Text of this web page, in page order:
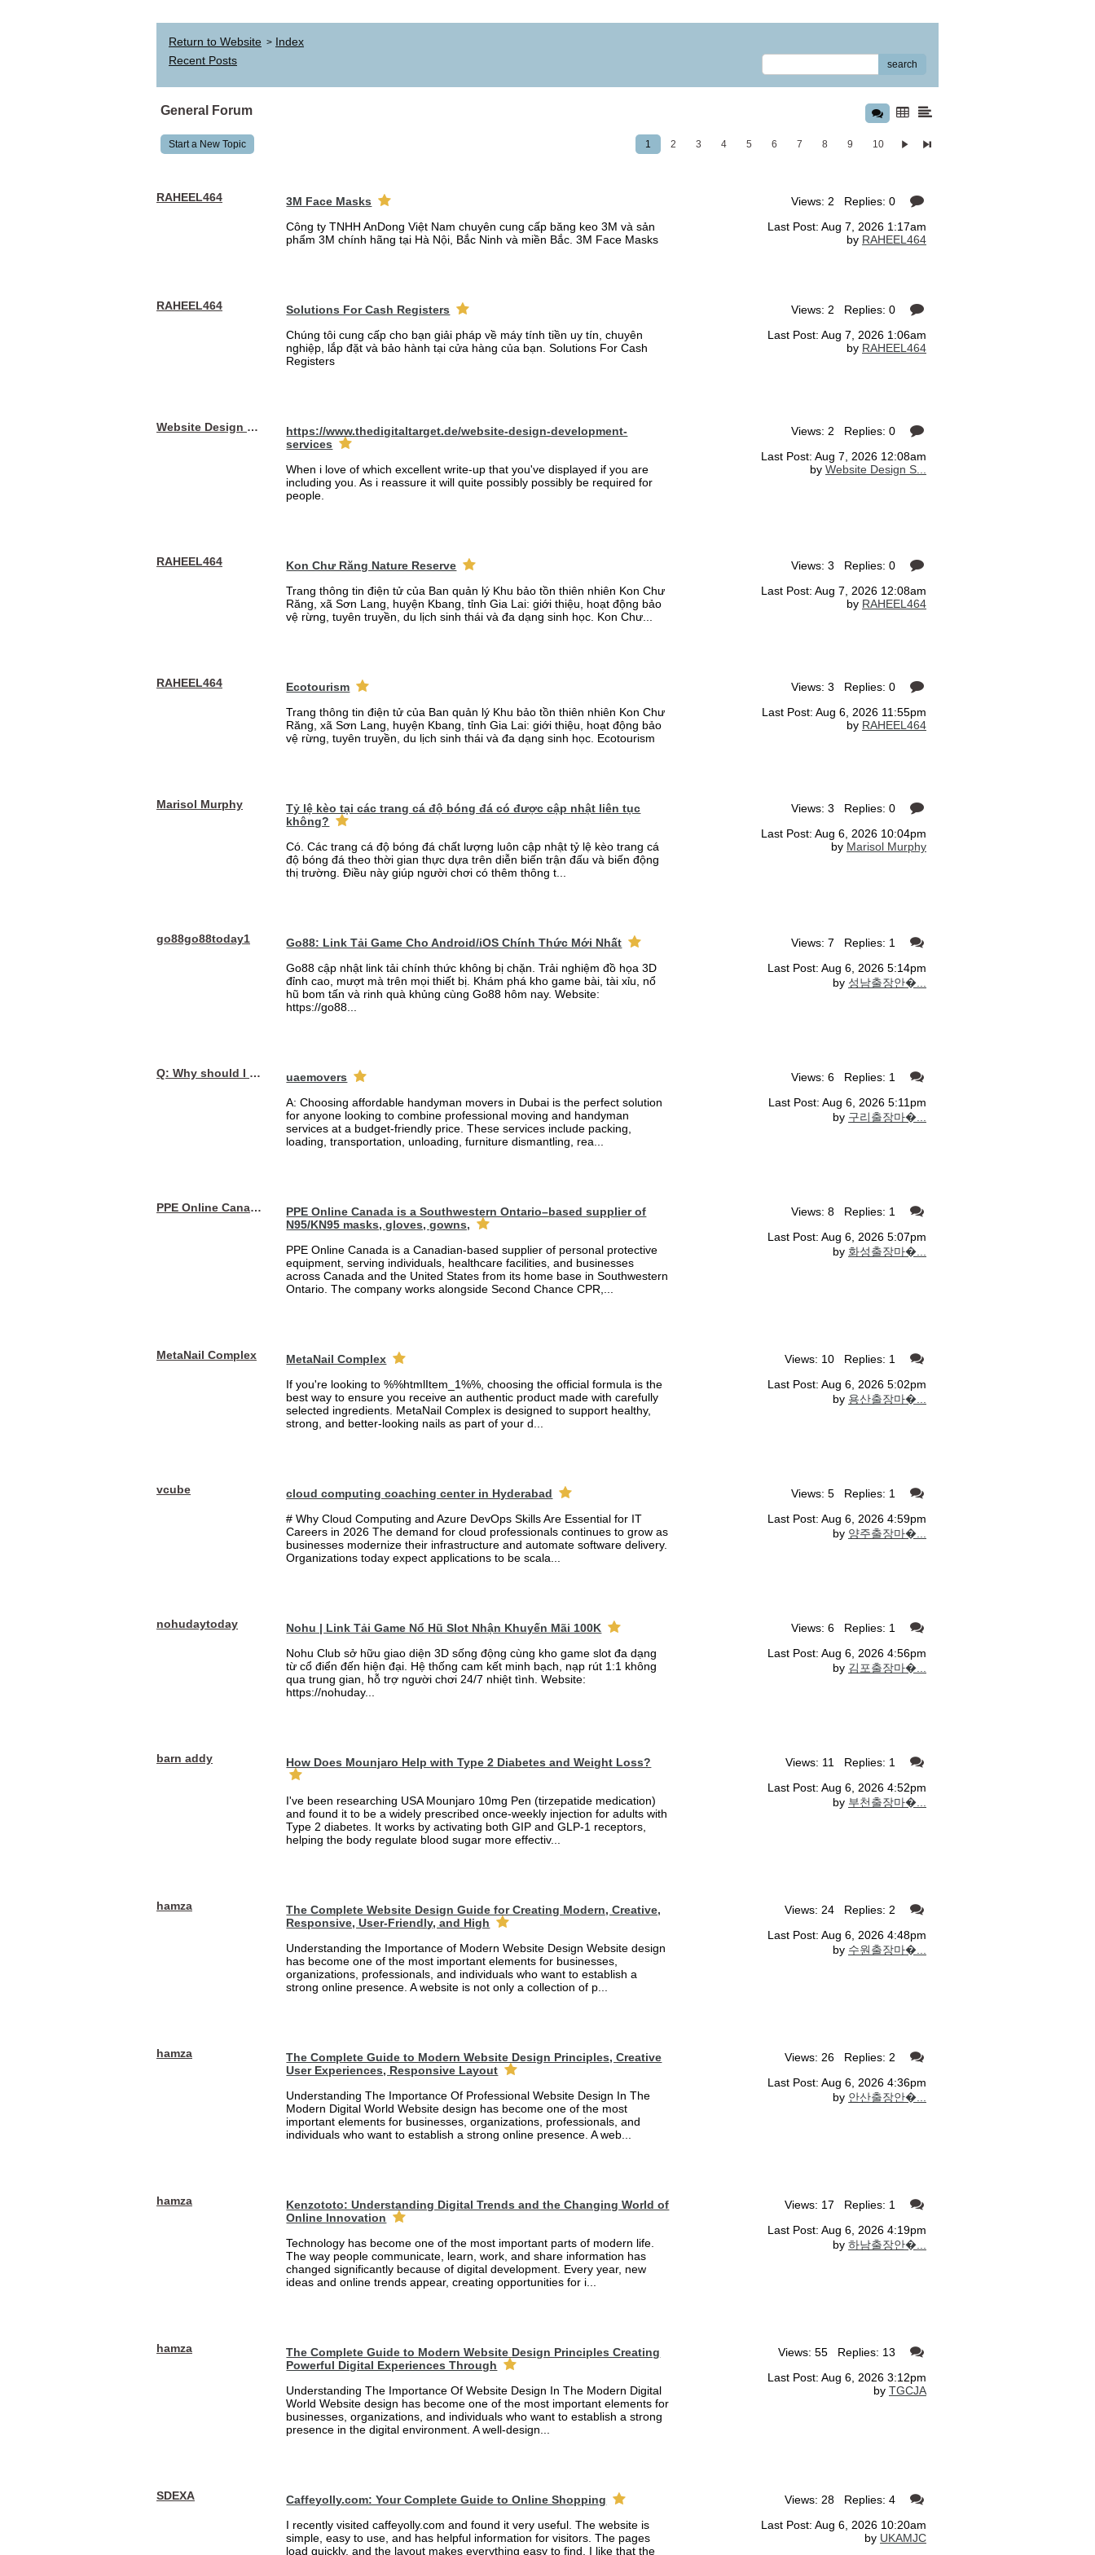
Return to Website > Index
Recent Posts
search
General Forum
Start a New Topic 1 2 3 4 5 6 7 8 9 10
RAHEEL464
3M Face Masks
Công ty TNHH AnDong Việt Nam chuyên cung cấp băng keo 3M và sản
phẩm 3M chính hãng tại Hà Nội, Bắc Ninh và miền Bắc. 3M Face Masks
Views: 2 Replies: 0
Last Post: Aug 7, 2026 1:17am
by RAHEEL464
RAHEEL464
Solutions For Cash Registers
Chúng tôi cung cấp cho bạn giải pháp về máy tính tiền uy tín, chuyên
nghiệp, lắp đặt và bảo hành tại cửa hàng của bạn. Solutions For Cash
Registers
Views: 2 Replies: 0
Last Post: Aug 7, 2026 1:06am
by RAHEEL464
Website Design Services berin
https://www.thedigitaltarget.de/website-design-development-
services
When i love of which excellent write-up that you've displayed if you are
including you. As i reassure it will quite possibly possibly be required for
people.
Views: 2 Replies: 0
Last Post: Aug 7, 2026 12:08am
by Website Design S...
RAHEEL464
Kon Chư Răng Nature Reserve
Trang thông tin điện tử của Ban quản lý Khu bảo tồn thiên nhiên Kon Chư
Răng, xã Sơn Lang, huyện Kbang, tỉnh Gia Lai: giới thiệu, hoạt động bảo
vệ rừng, tuyên truyền, du lịch sinh thái và đa dạng sinh học. Kon Chư...
Views: 3 Replies: 0
Last Post: Aug 7, 2026 12:08am
by RAHEEL464
RAHEEL464
Ecotourism
Trang thông tin điện tử của Ban quản lý Khu bảo tồn thiên nhiên Kon Chư
Răng, xã Sơn Lang, huyện Kbang, tỉnh Gia Lai: giới thiệu, hoạt động bảo
vệ rừng, tuyên truyền, du lịch sinh thái và đa dạng sinh học. Ecotourism
Views: 3 Replies: 0
Last Post: Aug 6, 2026 11:55pm
by RAHEEL464
Marisol Murphy
Tỷ lệ kèo tại các trang cá độ bóng đá có được cập nhật liên tục
không?
Có. Các trang cá độ bóng đá chất lượng luôn cập nhật tỷ lệ kèo trang cá
độ bóng đá theo thời gian thực dựa trên diễn biến trận đấu và biến động
thị trường. Điều này giúp người chơi có thêm thông t...
Views: 3 Replies: 0
Last Post: Aug 6, 2026 10:04pm
by Marisol Murphy
go88go88today1
Go88: Link Tải Game Cho Android/iOS Chính Thức Mới Nhất
Go88 cập nhật link tải chính thức không bị chặn. Trải nghiệm đồ họa 3D
đỉnh cao, mượt mà trên mọi thiết bị. Khám phá kho game bài, tài xỉu, nổ
hũ bom tấn và rinh quà khủng cùng Go88 hôm nay. Website:
https://go88...
Views: 7 Replies: 1
Last Post: Aug 6, 2026 5:14pm
by 성남출장안�...
Q: Why should I choose affordable handyman movers in Dubai for my relocation and maintenance needs?
uaemovers
A: Choosing affordable handyman movers in Dubai is the perfect solution
for anyone looking to combine professional moving and handyman
services at a budget-friendly price. These services include packing,
loading, transportation, unloading, furniture dismantling, rea...
Views: 6 Replies: 1
Last Post: Aug 6, 2026 5:11pm
by 구리출장마�...
PPE Online Canada – Bulk PPE Supplier | N95, Gloves, Masks & Medical Supplies
PPE Online Canada is a Southwestern Ontario–based supplier of
N95/KN95 masks, gloves, gowns,
PPE Online Canada is a Canadian-based supplier of personal protective
equipment, serving individuals, healthcare facilities, and businesses
across Canada and the United States from its home base in Southwestern
Ontario. The company works alongside Second Chance CPR,...
Views: 8 Replies: 1
Last Post: Aug 6, 2026 5:07pm
by 화성출장마�...
MetaNail Complex
MetaNail Complex
If you're looking to %%htmlItem_1%%, choosing the official formula is the
best way to ensure you receive an authentic product made with carefully
selected ingredients. MetaNail Complex is designed to support healthy,
strong, and better-looking nails as part of your d...
Views: 10 Replies: 1
Last Post: Aug 6, 2026 5:02pm
by 용산출장마�...
vcube
cloud computing coaching center in Hyderabad
# Why Cloud Computing and Azure DevOps Skills Are Essential for IT
Careers in 2026 The demand for cloud professionals continues to grow as
businesses modernize their infrastructure and automate software delivery.
Organizations today expect applications to be scala...
Views: 5 Replies: 1
Last Post: Aug 6, 2026 4:59pm
by 양주출장마�...
nohudaytoday
Nohu | Link Tải Game Nổ Hũ Slot Nhận Khuyến Mãi 100K
Nohu Club sở hữu giao diện 3D sống động cùng kho game slot đa dạng
từ cổ điển đến hiện đại. Hệ thống cam kết minh bạch, nạp rút 1:1 không
qua trung gian, hỗ trợ người chơi 24/7 nhiệt tình. Website:
https://nohuday...
Views: 6 Replies: 1
Last Post: Aug 6, 2026 4:56pm
by 김포출장마�...
barn addy How Does Mounjaro Help with Type 2 Diabetes and Weight Loss?
I've been researching USA Mounjaro 10mg Pen (tirzepatide medication)
and found it to be a widely prescribed once-weekly injection for adults with
Type 2 diabetes. It works by activating both GIP and GLP-1 receptors,
helping the body regulate blood sugar more effectiv...
Views: 11 Replies: 1
Last Post: Aug 6, 2026 4:52pm
by 부천출장마�...
hamza
The Complete Website Design Guide for Creating Modern, Creative,
Responsive, User-Friendly, and High
Understanding the Importance of Modern Website Design Website design
has become one of the most important elements for businesses,
organizations, professionals, and individuals who want to establish a
strong online presence. A website is not only a collection of p...
Views: 24 Replies: 2
Last Post: Aug 6, 2026 4:48pm
by 수원출장마�...
hamza
The Complete Guide to Modern Website Design Principles, Creative
User Experiences, Responsive Layout
Understanding The Importance Of Professional Website Design In The
Modern Digital World Website design has become one of the most
important elements for businesses, organizations, professionals, and
individuals who want to establish a strong online presence. A web...
Views: 26 Replies: 2
Last Post: Aug 6, 2026 4:36pm
by 안산출장안�...
hamza
Kenzototo: Understanding Digital Trends and the Changing World of
Online Innovation
Technology has become one of the most important parts of modern life.
The way people communicate, learn, work, and share information has
changed significantly because of digital development. Every year, new
ideas and online trends appear, creating opportunities for i...
Views: 17 Replies: 1
Last Post: Aug 6, 2026 4:19pm
by 하남출장안�...
hamza
The Complete Guide to Modern Website Design Principles Creating
Powerful Digital Experiences Through
Understanding The Importance Of Website Design In The Modern Digital
World Website design has become one of the most important elements for
businesses, organizations, and individuals who want to establish a strong
presence in the digital environment. A well-design...
Views: 55 Replies: 13
Last Post: Aug 6, 2026 3:12pm
by TGCJA
SDEXA
Caffeyolly.com: Your Complete Guide to Online Shopping
I recently visited caffeyolly.com and found it very useful. The website is
simple, easy to use, and has helpful information for visitors. The pages
load quickly, and the layout makes everything easy to find. I like that the
Views: 28 Replies: 4
Last Post: Aug 6, 2026 10:20am
by UKAMJC